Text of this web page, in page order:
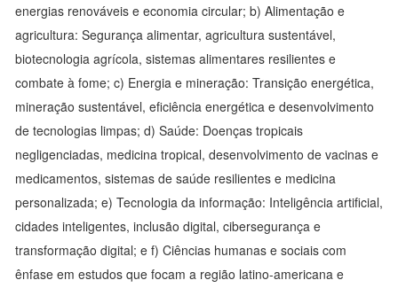
energias renováveis e economia circular; b) Alimentação e
agricultura: Segurança alimentar, agricultura sustentável,
biotecnologia agrícola, sistemas alimentares resilientes e
combate à fome; c) Energia e mineração: Transição energética,
mineração sustentável, eficiência energética e desenvolvimento
de tecnologias limpas; d) Saúde: Doenças tropicais
negligenciadas, medicina tropical, desenvolvimento de vacinas e
medicamentos, sistemas de saúde resilientes e medicina
personalizada; e) Tecnologia da informação: Inteligência artificial,
cidades inteligentes, inclusão digital, cibersegurança e
transformação digital; e f) Ciências humanas e sociais com
ênfase em estudos que focam a região latino-americana e